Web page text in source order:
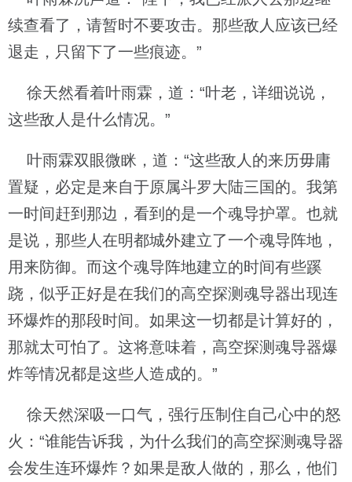
续查看了，请暂时不要攻击。那些敌人应该已经
退走，只留下了一些痕迹。”
徐天然看着叶雨霖，道：“叶老，详细说说，
这些敌人是什么情况。”
叶雨霖双眼微眯，道：“这些敌人的来历毋庸
置疑，必定是来自于原属斗罗大陆三国的。我第
一时间赶到那边，看到的是一个魂导护罩。也就
是说，那些人在明都城外建立了一个魂导阵地，
用来防御。而这个魂导阵地建立的时间有些蹊
跷，似乎正好是在我们的高空探测魂导器出现连
环爆炸的那段时间。如果这一切都是计算好的，
那就太可怕了。这将意味着，高空探测魂导器爆
炸等情况都是这些人造成的。”
徐天然深吸一口气，强行压制住自己心中的怒
火：“谁能告诉我，为什么我们的高空探测魂导器
会发生连环爆炸？如果是敌人做的，那么，他们